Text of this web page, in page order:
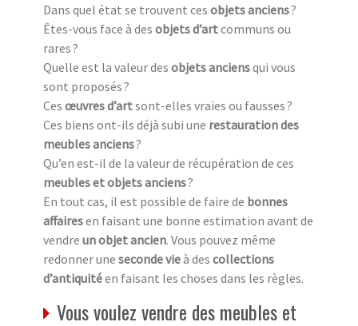
Dans quel état se trouvent ces objets anciens?
Êtes-vous face à des objets d’artcommuns ou
rares ?
Quelle est la valeur des objets anciensqui vous
sont proposés ?
Ces œuvres d’artsont-elles vraies ou fausses ?
Ces biens ont-ils déjà subi une restauration des
meubles anciens?
Qu’en est-il de la valeur de récupération de ces
meubles et objets anciens?
En tout cas, il est possible de faire de bonnes
affairesen faisant une bonne estimation avant de
vendre un objet ancien. Vous pouvez même
redonner une seconde vieà des collections
d’antiquitéen faisant les choses dans les règles.
Vous voulez vendre des meubles et